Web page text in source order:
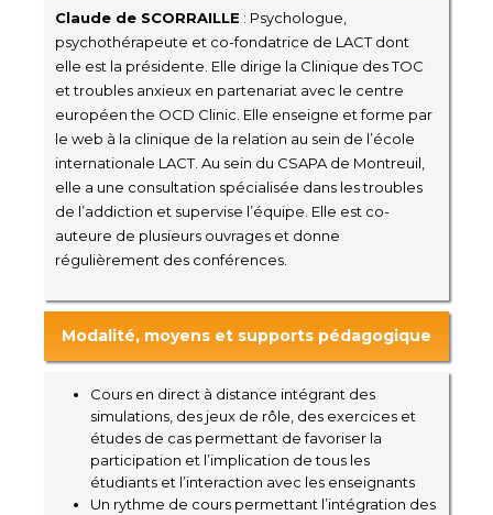
Claude de SCORRAILLE : Psychologue,
psychothérapeute et co-fondatrice de LACT dont
elle est la présidente. Elle dirige la Clinique des TOC
et troubles anxieux en partenariat avec le centre
européen the OCD Clinic. Elle enseigne et forme par
le web à la clinique de la relation au sein de l’école
internationale LACT. Au sein du CSAPA de Montreuil,
elle a une consultation spécialisée dans les troubles
de l’addiction et supervise l’équipe. Elle est co-
auteure de plusieurs ouvrages et donne
régulièrement des conférences.
Modalité, moyens et supports pédagogique
Cours en direct à distance intégrant des
simulations, des jeux de rôle, des exercices et
études de cas permettant de favoriser la
participation et l’implication de tous les
étudiants et l’interaction avec les enseignants
Un rythme de cours permettant l’intégration des